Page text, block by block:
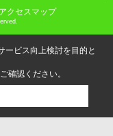
アクセスマップ
ービス向上検討を目的と
確認ください。